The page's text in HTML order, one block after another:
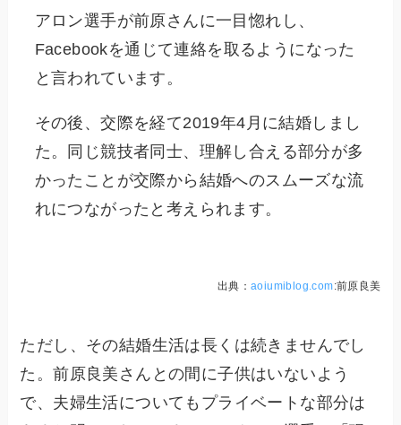
アロン選手が前原さんに一目惚れし、
Facebookを通じて連絡を取るようになった
と言われています。
その後、交際を経て2019年4月に結婚しまし
た。同じ競技者同士、理解し合える部分が多
かったことが交際から結婚へのスムーズな流
れにつながったと考えられます。
出典： aoiumiblog.com:前原良美
ただし、その結婚生活は長くは続きませんでし
た。前原良美さんとの間に子供はいないよう
で、夫婦生活についてもプライベートな部分は